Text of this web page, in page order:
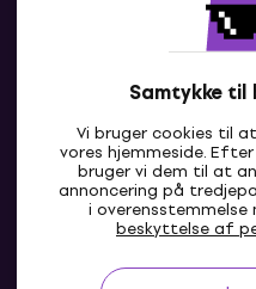
Samtykke
Vi bruger cookies til
vores hjemmeside.
bruger vi dem til at
annoncering på
i overensstemmelse
beskyttelse af